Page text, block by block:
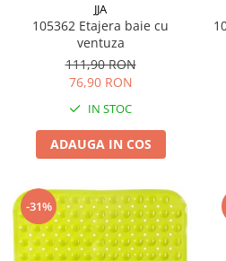
JJA
105362 Etajera baie cu
ventuza
111,90 RON
76,90 RON
IN STOC
ADAUGA IN COS
-31%